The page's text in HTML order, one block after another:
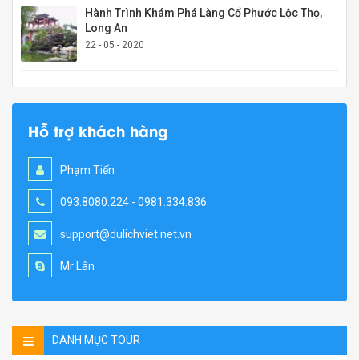
Hành Trình Khám Phá Làng Cổ Phước Lộc Thọ,
Long An
22 - 05 - 2020
Hỗ trợ khách hàng
Phạm Tiến
093.8080.224 - 0981.334.836
support@dulichviet.net.vn
Mr Lân
DANH MỤC TOUR